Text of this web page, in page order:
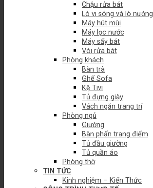
Chậu rửa bát
Lò vi sóng và lò nướng
Máy hút mùi
Máy lọc nước
Máy sấy bát
Vòi rửa bát
Phòng khách
Bàn trà
Ghế Sofa
Kệ Tivi
Tủ đựng giày
Vách ngăn trang trí
Phòng ngủ
Giường
Bàn phấn trang điểm
Tủ đầu giường
Tủ quần áo
Phòng thờ
TIN TỨC
Kinh nghiệm – Kiến Thức